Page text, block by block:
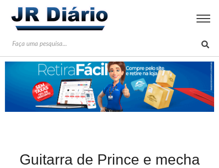
Guitarra de Prince e mecha